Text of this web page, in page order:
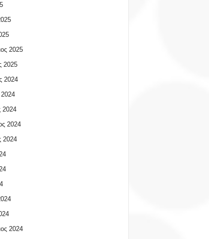
2025
2025
2024
2024
2024
2024
2024
2024